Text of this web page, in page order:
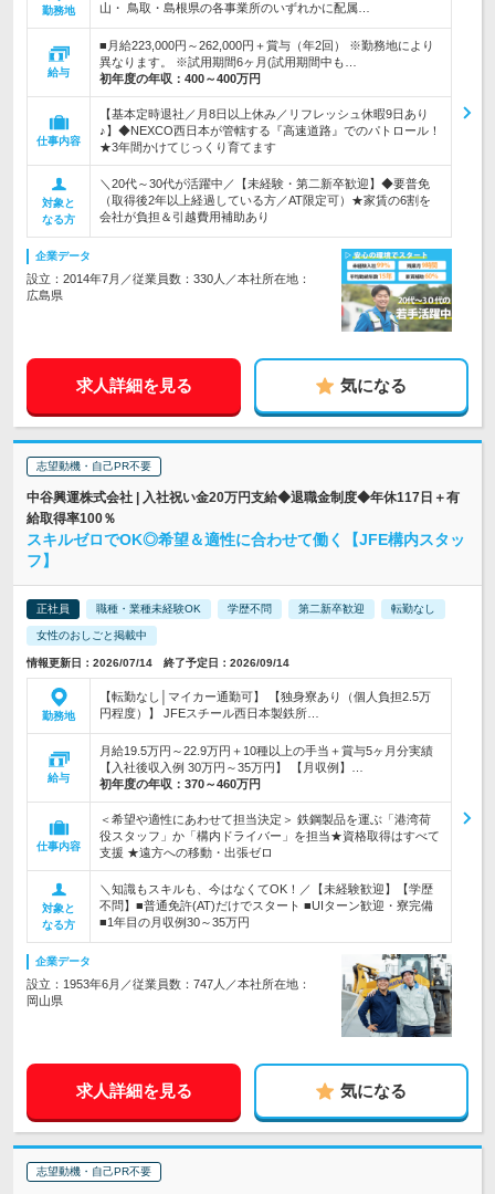
勤務地
山・ 鳥取・島根県の各事業所のいずれかに配属…
給与
■月給223,000円～262,000円＋賞与（年2回） ※勤務地により
異なります。 ※試用期間6ヶ月(試用期間中も…
初年度の年収： 400～400万円
仕事内容
【基本定時退社／月8日以上休み／リフレッシュ休暇9日あり
♪】◆NEXCO西日本が管轄する『高速道路』でのパトロール！
★3年間かけてじっくり育てます
対象と
なる方
＼20代～30代が活躍中／【未経験・第二新卒歓迎】◆要普免
（取得後2年以上経過している方／AT限定可）★家賃の6割を
会社が負担＆引越費用補助あり
企業データ
設立：2014年7月／従業員数：330人／本社所在地：
広島県
求人詳細を見る 気になる
志望動機・自己PR不要
中谷興運株式会社 | 入社祝い金20万円支給◆退職金制度◆年休117日＋有
給取得率100％
スキルゼロでOK◎希望＆適性に合わせて働く【JFE構内スタッ
フ】
正社員 職種・業種未経験OK 学歴不問 第二新卒歓迎 転勤なし
女性のおしごと掲載中
情報更新日：2026/07/14 終了予定日：2026/09/14
勤務地
【転勤なし│マイカー通勤可】 【独身寮あり（個人負担2.5万
円程度）】 JFEスチール西日本製鉄所…
給与
月給19.5万円～22.9万円＋10種以上の手当＋賞与5ヶ月分実績
【入社後収入例 30万円～35万円】 【月収例】…
初年度の年収： 370～460万円
仕事内容
＜希望や適性にあわせて担当決定＞ 鉄鋼製品を運ぶ「港湾荷
役スタッフ」か「構内ドライバー」を担当★資格取得はすべて
支援 ★遠方への移動・出張ゼロ
対象と
なる方
＼知識もスキルも、今はなくてOK！／【未経験歓迎】【学歴
不問】■普通免許(AT)だけでスタート ■UIターン歓迎・寮完備
■1年目の月収例30～35万円
企業データ
設立：1953年6月／従業員数：747人／本社所在地：
岡山県
求人詳細を見る 気になる
志望動機・自己PR不要